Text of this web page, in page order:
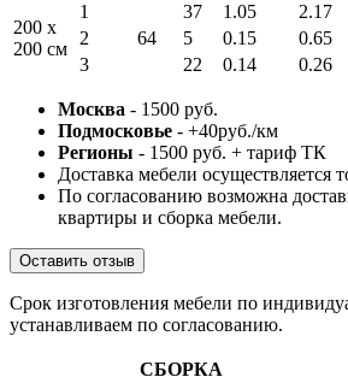
200 x
200 см
1
64
37 1.05 2.17
2 5 0.15 0.65
3
22 0.14 0.26
Москва - 1500 руб.
Подмосковье - +40руб./км
Регионы - 1500 руб. + тариф ТК
Доставка мебели осуществляется
По согласованию возможна
квартиры и сборка мебели.
Оставить отзыв
Срок изготовления мебели по
устанавливаем по согласованию.
СБОРКА